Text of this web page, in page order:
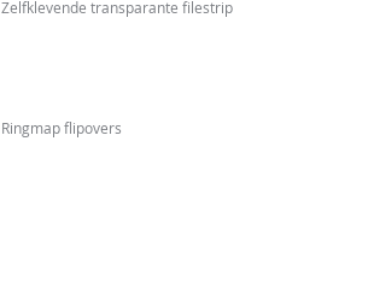
Zelfklevende transparante filestrip
Ringmap flipovers